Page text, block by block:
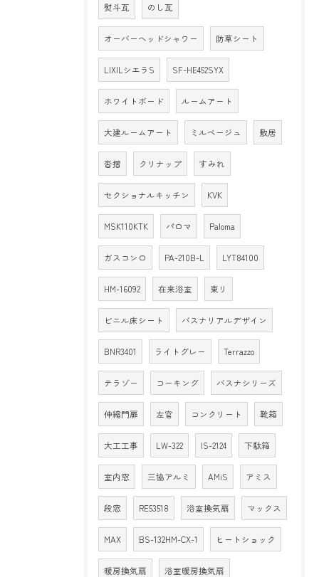
熨斗瓦 のし瓦
オーバーヘッドシャワー 防草シート
LIXILシエラS SF-HE452SYX
ホワイトボード ルームアート
大建ルームアート ミルベージュ 敷居
沓摺 クリナップ すみれ
セクショナルキッチン KVK
MSK110KTK パロマ Paloma
ガスコンロ PA-210B-L LYT84100
HM-16092 在来浴室 東リ
ビニル床シート バスナリアルデザイン
BNR3401 ライトグレー Terrazzo
テラゾー コーキング バスナシリーズ
伸縮門扉 左官 コンクリート 靴箱
大工工事 LW-322 IS-2124 下駄箱
室内窓 三協アルミ AMiS アミス
段窓 RE53518 浴室換気扇 マックス
MAX BS-132HM-CX-1 ヒートショック
暖房換気扇 浴室暖房換気扇